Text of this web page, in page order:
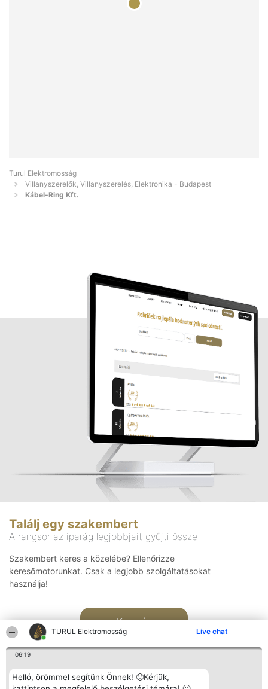
TURUL Elektromosság Live chat
06:19
Helló, örömmel segítünk Önnek! 🙂Kérjük,
Turul Elektromosság
Villanyszerelők, Villanyszerelés, Elektronika - Budapest
Kábel-Ring Kft.
Találj egy szakembert
A rangsor az iparág legjobbjait gyűjti össze
Szakembert keres a közelébe? Ellenőrizze
keresőmotorunkat. Csak a legjobb szolgáltatásokat
használja!
Keresés